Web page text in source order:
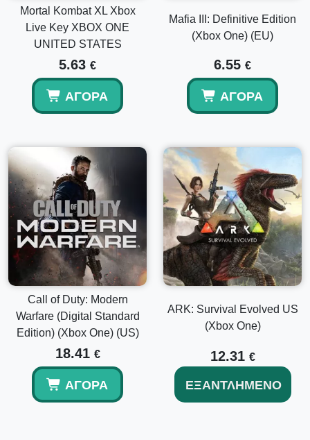
Mortal Kombat XL Xbox
Live Key XBOX ONE
UNITED STATES
5.63 €
ΑΓΟΡΆ
Mafia III: Definitive Edition
(Xbox One) (EU)
6.55 €
ΑΓΟΡΆ
Call of Duty: Modern
Warfare (Digital Standard
Edition) (Xbox One) (US)
18.41 €
ΑΓΟΡΆ
ARK: Survival Evolved US
(Xbox One)
12.31 €
ΕΞΑΝΤΛΗΜΈΝΟ